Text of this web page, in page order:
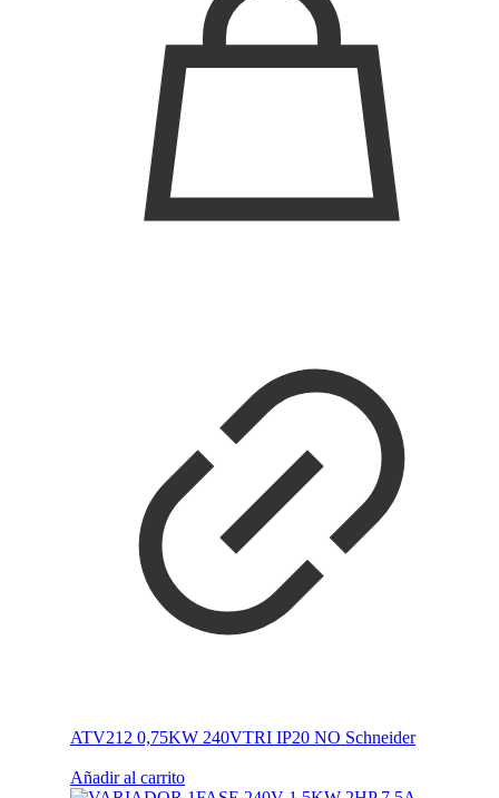
ATV212 0,75KW 240VTRI IP20 NO Schneider
Añadir al carrito